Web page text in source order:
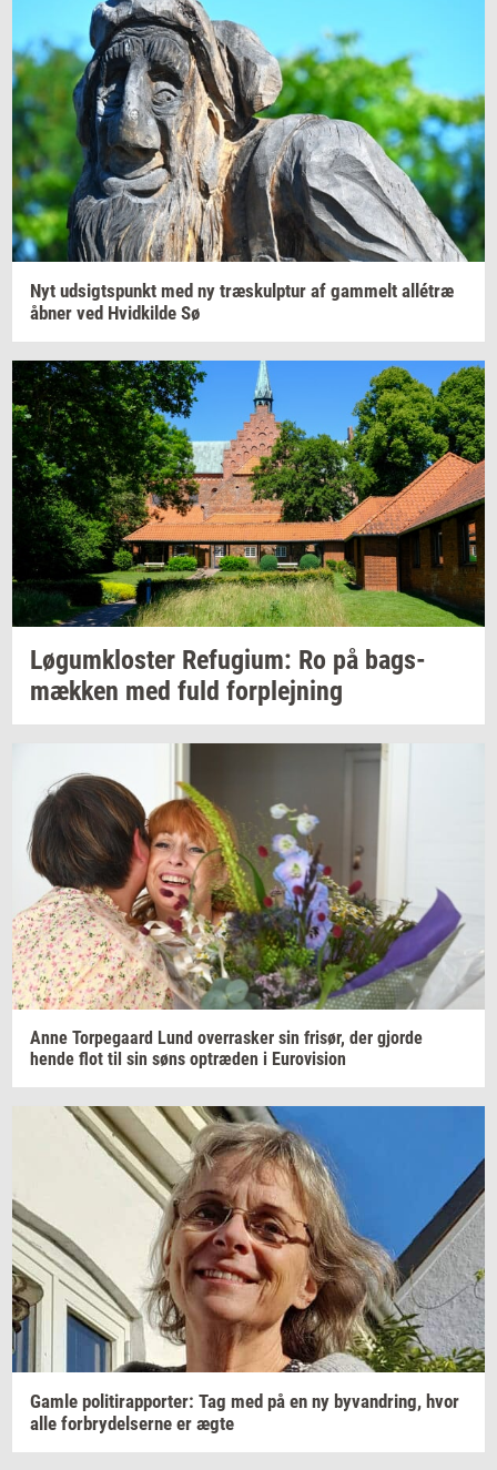
Nyt ud­sigts­punkt med ny træskul­p­tur af gam­melt allétræ
åbner ved Hvid­kil­de Sø
Løgum­klo­ster Re­fu­gi­um: Ro på bags­
mæk­ken med fuld for­plej­ning
Anne Tor­pe­gaard Lund over­ra­sker sin fri­sør, der gjor­de
hende flot til sin søns op­træ­den i Eu­ro­vi­sion
Gamle po­li­tirap­por­ter: Tag med på en ny byvan­dring, hvor
alle for­bry­del­ser­ne er ægte